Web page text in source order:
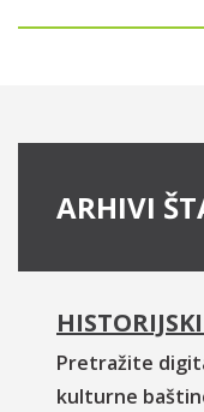
ARHIVI
Pretražite
kulturne